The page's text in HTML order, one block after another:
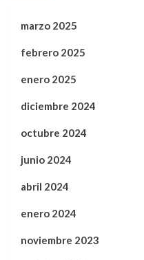
marzo 2025
febrero 2025
enero 2025
diciembre 2024
octubre 2024
junio 2024
abril 2024
enero 2024
noviembre 2023